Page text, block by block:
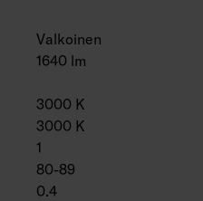
Valkoinen
1640 lm
3000 K
3000 K
1
80-89
0.4